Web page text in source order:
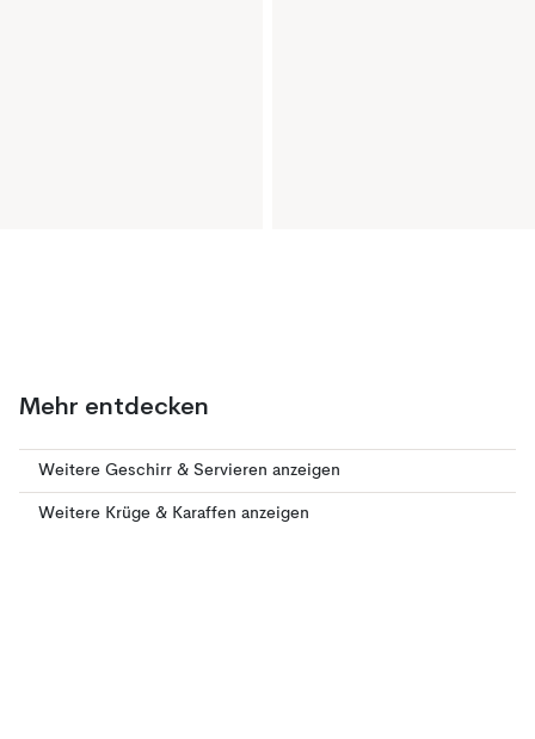
Mehr entdecken
Weitere Geschirr & Servieren anzeigen
Weitere Krüge & Karaffen anzeigen